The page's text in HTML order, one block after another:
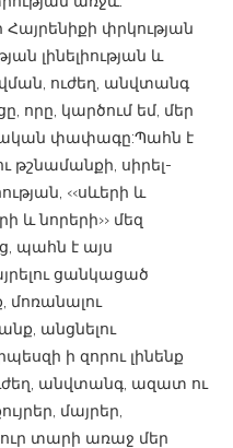
Հայրենիքի փրկության
լինելիության և
ուժեղ, անվտանգ
որը, կարծում եմ, մեր
փափագը:Պահն է
թշնամանքի, սիրել-
‹‹սևերի և
և նորերի›› մեզ
պահն է այս
ցանկացած
մոռանալու
անցնելու
ի զորու լինենք
անվտանգ, ազատ ու
մայրեր,
տարի առաջ մեր